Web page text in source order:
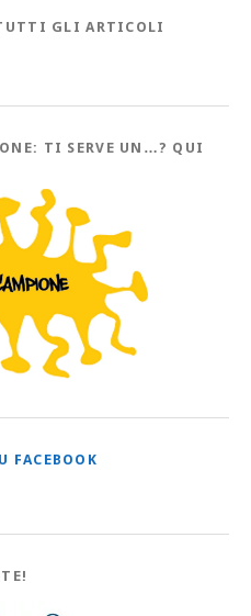
GLI ARTICOLI
TI SERVE UN…? QUI
FACEBOOK